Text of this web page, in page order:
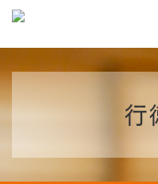
行